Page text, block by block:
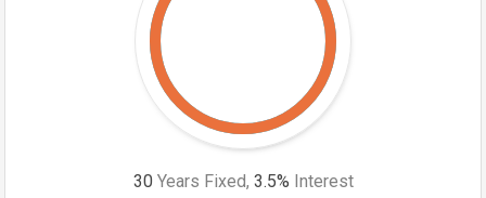
30 Years Fixed, 3.5% Interest